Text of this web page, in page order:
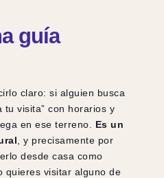
guía
claro: si alguien busca
tu visita” con horarios y
en ese terreno. Es un
, y precisamente por
desde casa como
quieres visitar alguno de